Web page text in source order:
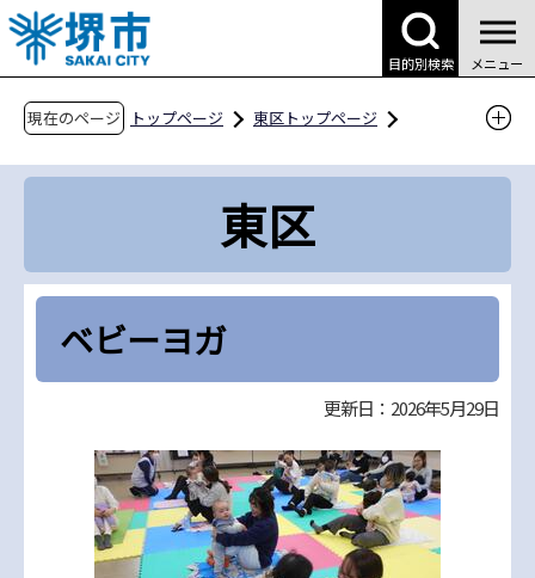
こ
の
ペ
目的別検索 メニュー
現在のページ トップページ
東区トップページ
親子であそぼう東区
ベビーヨガ
更新日：2026年5月29日